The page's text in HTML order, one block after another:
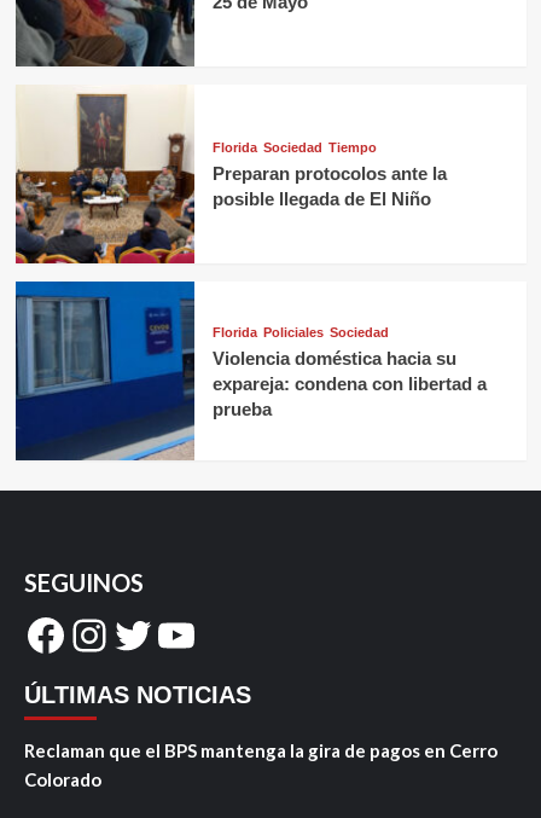
Florida Sociedad Tiempo
Preparan protocolos ante la
posible llegada de El Niño
Florida Policiales Sociedad
Violencia doméstica hacia su
expareja: condena con libertad a
prueba
SEGUINOS
Facebook
Instagram
Twitter
YouTube
ÚLTIMAS NOTICIAS
Reclaman que el BPS mantenga la gira de pagos en Cerro
Colorado